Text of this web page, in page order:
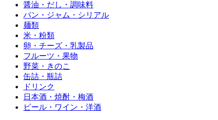
醤油・だし・調味料
パン・ジャム・シリアル
麺類
米・粉類
卵・チーズ・乳製品
フルーツ・果物
野菜・きのこ
缶詰・瓶詰
ドリンク
日本酒・焼酎・梅酒
ビール・ワイン・洋酒